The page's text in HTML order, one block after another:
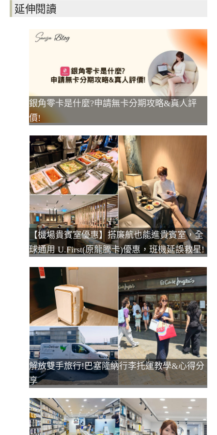
延伸閱讀
銀角零卡是什麼?申請無卡分期攻略&真人評
價!
【機場貴賓室優惠】搭廉航也能進貴賓室，全
球通用 U.First(原龍騰卡)優惠，班機延誤救星!
解放雙手旅行!巴塞隆納行李托運教學&心得分
享